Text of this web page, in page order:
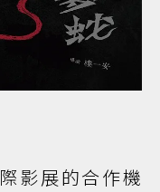
影展的合作機